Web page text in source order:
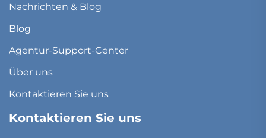
Nachrichten & Blog
Blog
Agentur-Support-Center
Über uns
Kontaktieren Sie uns
Kontaktieren Sie uns